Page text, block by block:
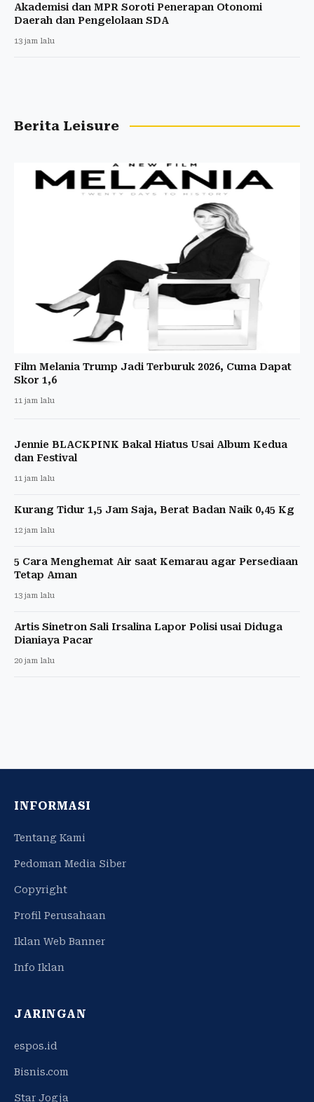
Akademisi dan MPR Soroti Penerapan Otonomi
Daerah dan Pengelolaan SDA
13 jam lalu
Berita Leisure
Film Melania Trump Jadi Terburuk 2026, Cuma Dapat
Skor 1,6
11 jam lalu
Jennie BLACKPINK Bakal Hiatus Usai Album Kedua
dan Festival
11 jam lalu
Kurang Tidur 1,5 Jam Saja, Berat Badan Naik 0,45 Kg
12 jam lalu
5 Cara Menghemat Air saat Kemarau agar Persediaan
Tetap Aman
13 jam lalu
Artis Sinetron Sali Irsalina Lapor Polisi usai Diduga
Dianiaya Pacar
20 jam lalu
INFORMASI
Tentang Kami
Pedoman Media Siber
Copyright
Profil Perusahaan
Iklan Web Banner
Info Iklan
JARINGAN
espos.id
Bisnis.com
Star Jogja